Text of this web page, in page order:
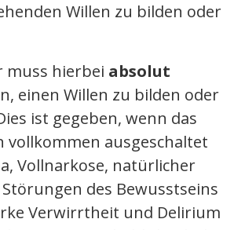
Willen zu bilden oder
muss hierbei absolut
einen Willen zu bilden oder
ist gegeben, wenn das
vollkommen ausgeschaltet
Vollnarkose, natürlicher
des Bewusstseins
Verwirrtheit und Delirium